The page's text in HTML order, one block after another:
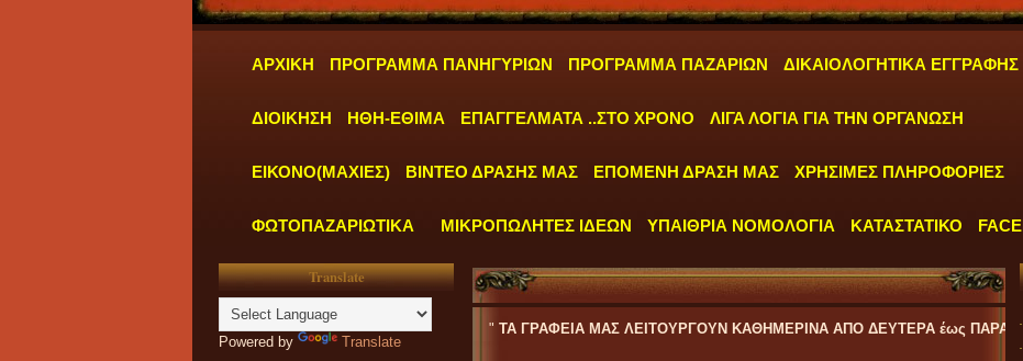
ΑΡΧΙΚΗ ΠΡΟΓΡΑΜΜΑ ΠΑΝΗΓΥΡΙΩΝ ΠΡΟΓΡΑΜΜΑ ΠΑΖΑΡΙΩΝ ΔΙΚΑΙΟΛΟΓΗΤΙΚΑ ΕΓΓΡΑΦΗΣ
ΔΙΟΙΚΗΣΗ ΗΘΗ-ΕΘΙΜΑ ΕΠΑΓΓΕΛΜΑΤΑ ..ΣΤΟ ΧΡΟΝΟ ΛΙΓΑ ΛΟΓΙΑ ΓΙΑ ΤΗΝ ΟΡΓΑΝΩΣΗ
ΕΙΚΟΝΟ(ΜΑΧΙΕΣ) ΒΙΝΤΕΟ ΔΡΑΣΗΣ ΜΑΣ ΕΠΟΜΕΝΗ ΔΡΑΣΗ ΜΑΣ ΧΡΗΣΙΜΕΣ ΠΛΗΡΟΦΟΡΙΕΣ
ΦΩΤΟΠΑΖΑΡΙΩΤΙΚΑ ΜΙΚΡΟΠΩΛΗΤΕΣ ΙΔΕΩΝ ΥΠΑΙΘΡΙΑ ΝΟΜΟΛΟΓΙΑ ΚΑΤΑΣΤΑΤΙΚΟ
Translate
Powered by Translate
"ΤΑ ΓΡΑΦΕΙΑ ΜΑΣ ΛΕΙΤΟΥΡΓΟΥΝ ΚΑΘΗΜΕΡΙΝΑ ΑΠΟ ΔΕΥΤΕΡΑ έως ΠΑΡΑΣΚΕΥΗ και